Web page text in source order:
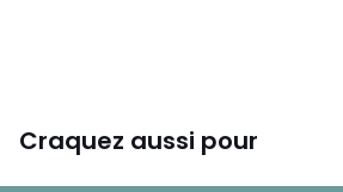
Craquez aussi pour